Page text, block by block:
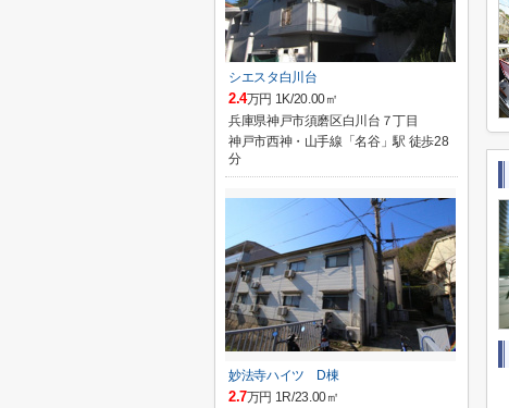
シエスタ白川台
2.4万円 1K/20.00㎡
兵庫県神戸市須磨区白川台７丁目
神戸市西神・山手線「名谷」駅 徒歩28
分
妙法寺ハイツ D棟
2.7万円 1R/23.00㎡